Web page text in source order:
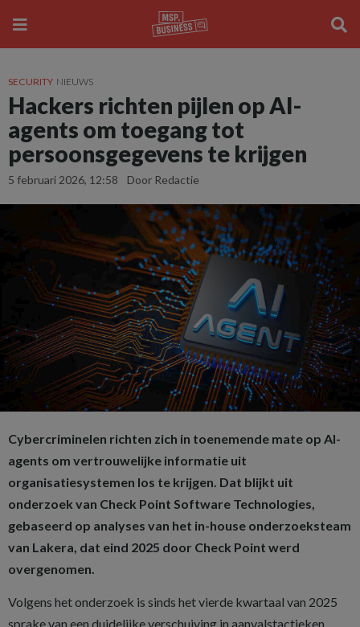
SECURITY NIEUWS
Hackers richten pijlen op AI-
agents om toegang tot
persoonsgegevens te krijgen
5 februari 2026, 12:58 Door Redactie
Cybercriminelen richten zich in toenemende mate op AI-
agents om vertrouwelijke informatie uit
organisatiesystemen los te krijgen. Dat blijkt uit
onderzoek van Check Point Software Technologies,
gebaseerd op analyses van het in-house onderzoeksteam
van Lakera, dat eind 2025 door Check Point werd
overgenomen.
Volgens het onderzoek is sinds het vierde kwartaal van 2025
sprake van een duidelijke verschuiving in aanvalstactieken.